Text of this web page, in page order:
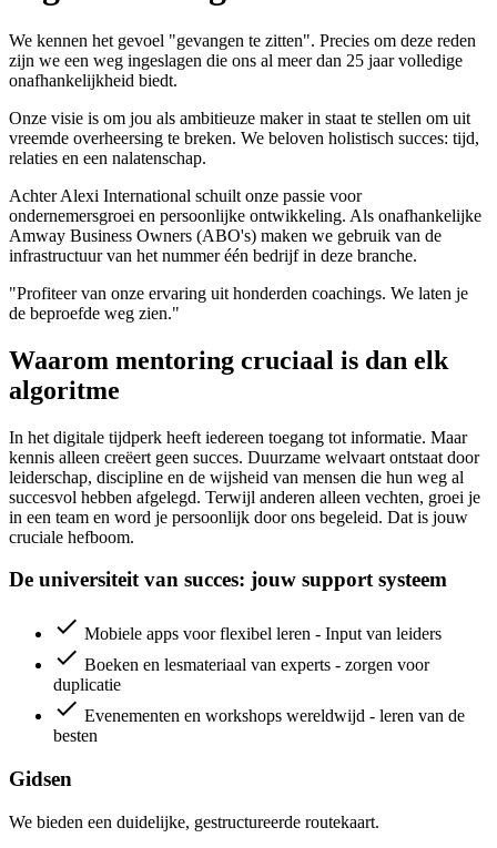
We kennen het gevoel "gevangen te zitten". Precies om deze reden
zijn we een weg ingeslagen die ons al meer dan 25 jaar volledige
onafhankelijkheid biedt.
Onze visie is om jou als ambitieuze maker in staat te stellen om uit
vreemde overheersing te breken. We beloven holistisch succes: tijd,
relaties en een nalatenschap.
Achter Alexi International schuilt onze passie voor
ondernemersgroei en persoonlijke ontwikkeling. Als onafhankelijke
Amway Business Owners (ABO's) maken we gebruik van de
infrastructuur van het nummer één bedrijf in deze branche.
"Profiteer van onze ervaring uit honderden coachings. We laten je
de beproefde weg zien."
Waarom mentoring cruciaal is dan elk
algoritme
In het digitale tijdperk heeft iedereen toegang tot informatie. Maar
kennis alleen creëert geen succes. Duurzame welvaart ontstaat door
leiderschap, discipline en de wijsheid van mensen die hun weg al
succesvol hebben afgelegd. Terwijl anderen alleen vechten, groei je
in een team en word je persoonlijk door ons begeleid. Dat is jouw
cruciale hefboom.
De universiteit van succes: jouw support systeem
check Mobiele apps voor flexibel leren - Input van leiders
check Boeken en lesmateriaal van experts - zorgen voor
duplicatie
check Evenementen en workshops wereldwijd - leren van de
besten
Gidsen
We bieden een duidelijke, gestructureerde routekaart.